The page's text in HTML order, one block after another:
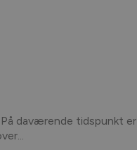
daværende tidspunkt er